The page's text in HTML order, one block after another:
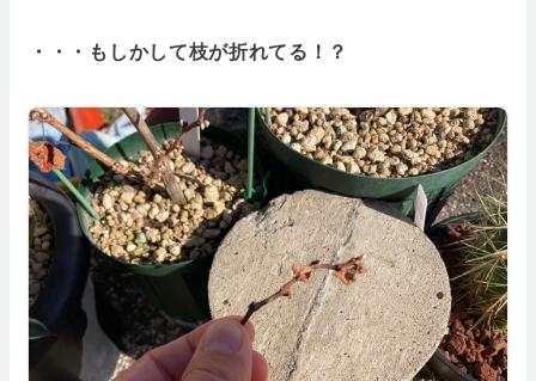
・・・もしかして枝が折れてる！？